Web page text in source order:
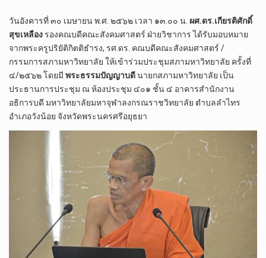
วันอังคารที่ ๓๐ เมษายน พ.ศ. ๒๕๖๒ เวลา ๑๓.๐๐ น.​ ผศ.ดร.เกียรติ​ศักดิ์​
สุข​เหลือง ​ รองคณบดี​คณะ​สังคม​ศาสตร์​ ฝ่าย​วิชาการ​ ได้รับมอบหมาย​
จากพระครู​ปริยัติ​กิตติ​ธำรง, รศ.ดร.​ คณบดี​คณะ​สังคม​ศาสตร์​ /
กรรมการสภามหาวิทยาลัย​ ให้เข้าร่วมประชุม​สภามหาวิทยาลัย​ ครั้งที่
๔/๒๕๖๒​ โดยมี​ พระธรรมปัญญาบดีนายกสภามหาวิทยาลัย เป็น
ประธานการประชุม ณ ห้องประชุม ๔๐๑ ชั้น​ ๔​ อาคารสำนักงาน
อธิการบดี มหา​วิทยาลัย​มหา​จุฬา​ลง​ก​รณ​ราช​วิทยาลัย​ ตำบล​ลำ​ไทร​
อำเภอ​วังน้อย​ จังหวัด​พระนคร​ศรี​อยุธยา​